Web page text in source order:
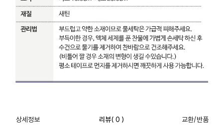
상세정보 리뷰( 0 ) 교환/반품